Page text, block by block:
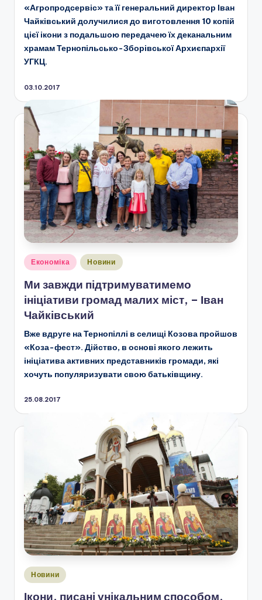
«Агропродсервіс» та її генеральний директор Іван
Чайківський долучилися до виготовлення 10 копій
цієї ікони з подальшою передачею їх деканальним
храмам Тернопільсько-Зборівської Архиєпархії
УГКЦ.
03.10.2017
Опубліковано
Економіка Новини
Ми завжди підтримуватимемо
ініціативи громад малих міст, – Іван
Чайківський
Вже вдруге на Тернопіллі в селищі Козова пройшов
«Коза-фест». Дійство, в основі якого лежить
ініціатива активних представників громади, які
хочуть популяризувати свою батьківщину.
25.08.2017
Опубліковано
Новини
Ікони, писані унікальним способом,